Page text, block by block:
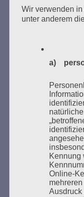
Kaifu-Ufer –
Bücher
Weitere
GEDENKEN
UNSERER
Wir verwenden
unter anderem
a)
Kennung
Online-
Ausdruck